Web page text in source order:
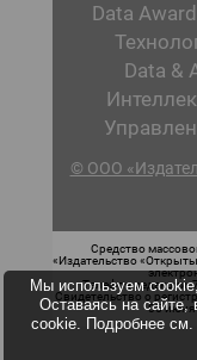
Data Award
Data &
© ООО
Средство
«Издательство
Телефон редакции:
Свидетельство о
05 июня
Мы используем
Оставаясь на сайте,
cookie. Подробнее см.